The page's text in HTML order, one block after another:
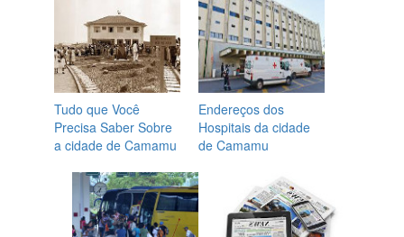
Tudo que Você
Precisa Saber Sobre
a cidade de Camamu
Endereços dos
Hospitais da cidade
de Camamu